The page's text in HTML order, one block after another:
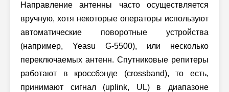
Направление антенны часто осуществляется
вручную, хотя некоторые операторы используют
автоматические поворотные устройства
(например, Yeasu G-5500), или несколько
переключаемых антенн. Спутниковые репитеры
работают в кроссбэнде (crossband), то есть,
принимают сигнал (uplink, UL) в диапазоне